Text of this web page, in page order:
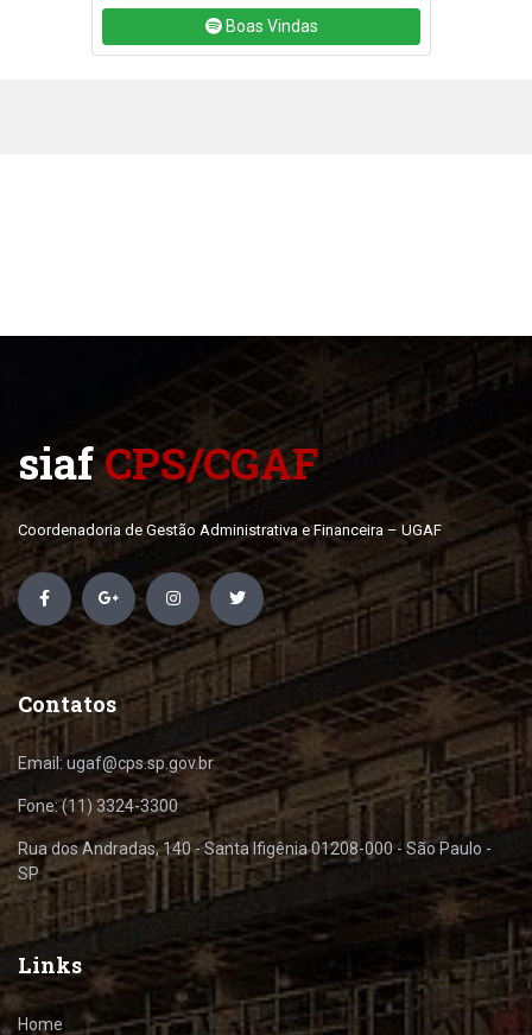
Boas Vindas
siafCPS/CGAF
Coordenadoria de Gestão Administrativa e Financeira – UGAF
Contatos
Email: ugaf@cps.sp.gov.br
Fone: (11) 3324-3300
Rua dos Andradas, 140 - Santa Ifigênia 01208-000 - São Paulo -
SP
Links
Home